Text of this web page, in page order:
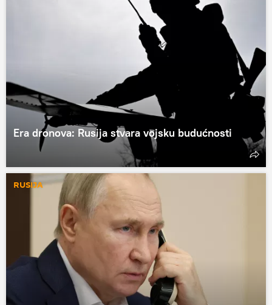
Era dronova: Rusija stvara vojsku budućnosti
RUSIJA